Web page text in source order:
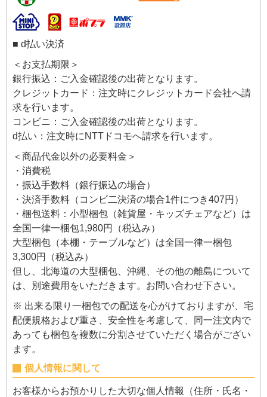
■ d払い決済
＜お支払期限＞
銀行振込：ご入金確認後の出荷となります。
クレジットカード：注文時にクレジットカード会社へ請
求を行います。
コンビニ：ご入金確認後の出荷となります。
d払い：注文時にNTTドコモへ請求を行います。
＜商品代金以外の必要料金＞
・消費税
・振込手数料（銀行振込の場合）
・決済手数料（コンビ二決済の場合1件につき407円）
・梱包送料：小型梱包（雑貨屋・キッズチェアなど）は
全国一律一梱包1,980円（税込み）
大型梱包（本棚・テーブルなど）は全国一律一梱包
3,300円（税込み）
但し、北海道の大型梱包、沖縄、その他の離島について
は、別途費用をいただきます。お問い合わせ下さい。
※ 出来る限り一梱包での配送を心がけておりますが、宅
配便規格および重さ、安全性を考慮して、同一注文内で
あっても梱包を複数に分割させていただく場合がござい
ます。
個人情報に関して
お客様からお預かりした大切な個人情報（住所・氏名・